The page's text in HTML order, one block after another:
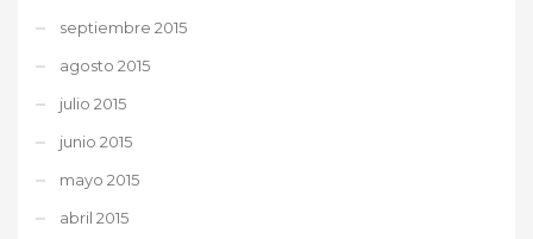
septiembre 2015
agosto 2015
julio 2015
junio 2015
mayo 2015
abril 2015